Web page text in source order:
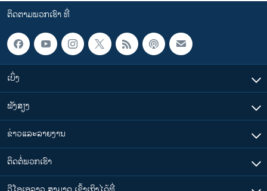
ຕິດຕາມພວກເຮົາ ທີ່
ເບິ່ງ
ຟັງສຽງ
ຂ່າວແລະລາຍງານ
ຕິດຕໍ່ພວກເຮົາ